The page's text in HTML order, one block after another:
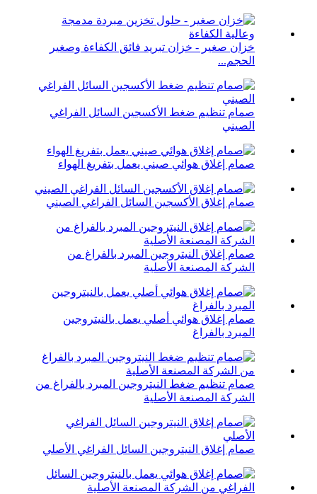
خزان صغير - خزان تبريد فائق الكفاءة وصغير
الحجم...
صمام تنظيم ضغط الأكسجين السائل الفراغي
الصيني
صمام إغلاق هوائي صيني يعمل بتفريغ الهواء
صمام إغلاق الأكسجين السائل الفراغي الصيني
صمام إغلاق النيتروجين المبرد بالفراغ من
الشركة المصنعة الأصلية
صمام إغلاق هوائي أصلي يعمل بالنيتروجين
المبرد بالفراغ
صمام تنظيم ضغط النيتروجين المبرد بالفراغ من
الشركة المصنعة الأصلية
صمام إغلاق النيتروجين السائل الفراغي الأصلي